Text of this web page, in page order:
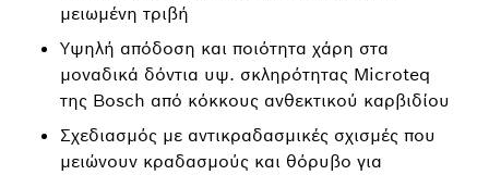
μειωμένη τριβή
Υψηλή απόδοση και ποιότητα χάρη στα
μοναδικά δόντια υψ. σκληρότητας Microteq
της Bosch από κόκκους ανθεκτικού καρβιδίου
Σχεδιασμός με αντικραδασμικές σχισμές που
μειώνουν κραδασμούς και θόρυβο για